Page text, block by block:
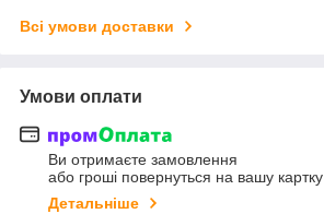
Всі умови доставки
Умови оплати
Ви отримаєте замовлення
або гроші повернуться на вашу картку
Детальніше